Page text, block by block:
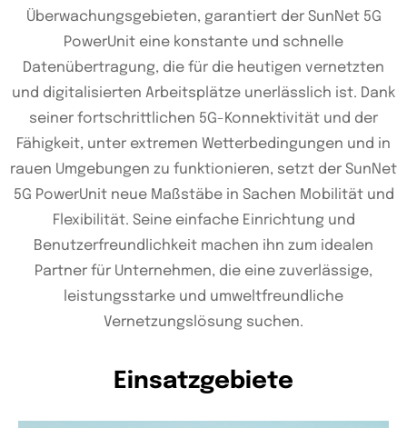
Überwachungsgebieten, garantiert der SunNet 5G
PowerUnit eine konstante und schnelle
Datenübertragung, die für die heutigen vernetzten
und digitalisierten Arbeitsplätze unerlässlich ist. Dank
seiner fortschrittlichen 5G-Konnektivität und der
Fähigkeit, unter extremen Wetterbedingungen und in
rauen Umgebungen zu funktionieren, setzt der SunNet
5G PowerUnit neue Maßstäbe in Sachen Mobilität und
Flexibilität. Seine einfache Einrichtung und
Benutzerfreundlichkeit machen ihn zum idealen
Partner für Unternehmen, die eine zuverlässige,
leistungsstarke und umweltfreundliche
Vernetzungslösung suchen.
Einsatzgebiete